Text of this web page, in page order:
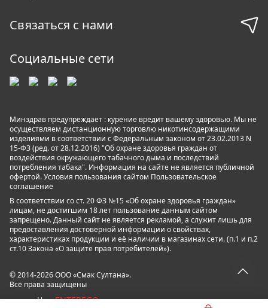
Связаться с нами
Социальные сети
Минздрав предупреждает : курение вредит вашему здоровью. Мы не
осуществляем дистанционную торговлю никотинсодержащими
изделиями в соответствии с Федеральным законом от 23.02.2013 N
15-ФЗ (ред. от 28.12.2016) "Об охране здоровья граждан от
воздействия окружающего табачного дыма и последствий
потребления табака". Информация на сайте не является публичной
офертой. Условия пользования сайтом Пользовательское
соглашение
В соответствии со ст. 20 ФЗ №15 «Об охране здоровья граждан»
лицам, не достигшим 18 лет пользование данным сайтом
запрещено. Данный сайт не является рекламой, а служит лишь для
предоставления достоверной информации о свойствах,
характеристиках продукции и её наличии в магазинах сети. (п.1 и п.2
ст.10 Закона «О защите прав потребителей»).
© 2014-2026 ООО «Смак Султана».
Все права защищены
powered by ENTEREGO